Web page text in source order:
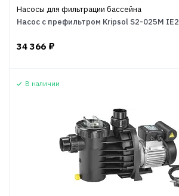
Насосы для фильтрации бассейна
Насос с префильтром Kripsol S2-025M IE2
34 366 ₽
В наличии